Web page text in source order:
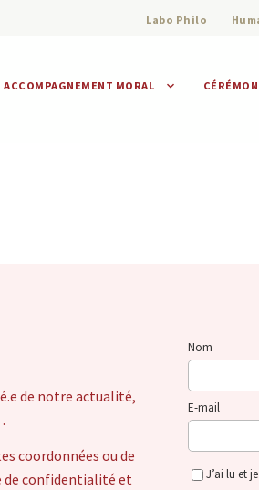
Labo Philo
ACCOMPAGNEMENT MORAL
de notre actualité,
coordonnées ou de
de confidentialité et
Nom
E-mail
J’ai lu et